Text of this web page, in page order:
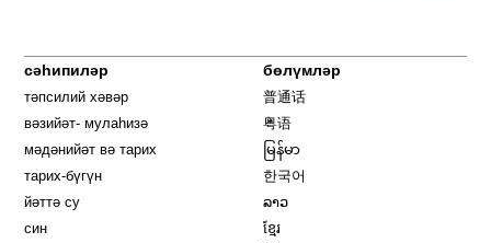
сәһипиләр
тәпсилий хәвәр
вәзийәт- мулаһизә
мәдәнийәт вә тарих
тарих-бүгүн
йәттә су
син
бөлүмләр
普通话
粤语
မြန်မာ
한국어
ລາວ
ខ្មែរ